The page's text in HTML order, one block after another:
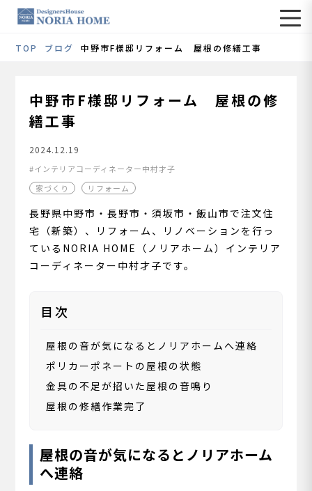
TOP ブログ 中野市F様邸リフォーム 屋根の修繕工事
中野市F様邸リフォーム 屋根の修
繕工事
2024.12.19
インテリアコーディネーター中村才子
家づくり
リフォーム
長野県中野市・長野市・須坂市・飯山市で注文住
宅（新築）、リフォーム、リノベーションを行っ
ているNORIA HOME（ノリアホーム）インテリア
コーディネーター中村才子です。
目次
屋根の音が気になるとノリアホームへ連絡
ポリカーポネートの屋根の状態
金具の不足が招いた屋根の音鳴り
屋根の修繕作業完了
屋根の音が気になるとノリアホーム
へ連絡